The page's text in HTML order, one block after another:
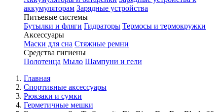
аккумуляторам Зарядные устройства
Питьевые системы
Бутылки и фляги Гидраторы Термосы и термокружки
Аксессуары
Маски для сна Стяжные ремни
Средства гигиены
Полотенца Мыло Шампуни и гели
Главная
Спортивные аксессуары
Рюкзаки и сумки
Герметичные мешки